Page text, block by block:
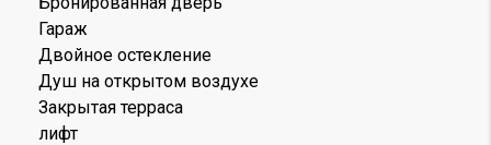
Гараж
Двойное остекление
Душ на открытом воздухе
Закрытая терраса
лифт